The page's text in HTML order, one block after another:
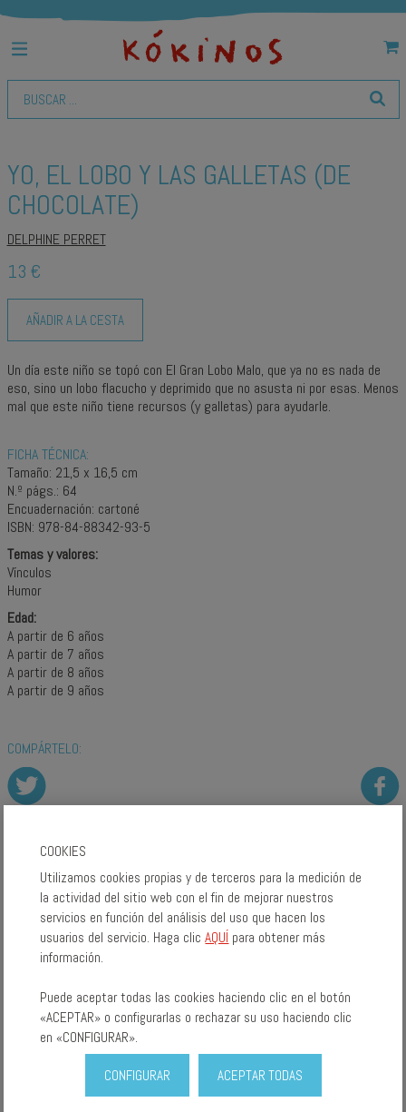
YO, EL LOBO Y LAS GALLETAS (DE
CHOCOLATE)
DELPHINE PERRET
13 €
AÑADIR A LA CESTA
Un día este niño se topó con El Gran Lobo Malo, que ya no es nada de
eso, sino un lobo flacucho y deprimido que no asusta ni por esas. Menos
mal que este niño tiene recursos (y galletas) para ayudarle.
FICHA TÉCNICA:
Tamaño: 21,5 x 16,5 cm
N.º págs.: 64
Encuadernación: cartoné
ISBN: 978-84-88342-93-5
Temas y valores:
Vínculos
Humor
Edad:
A partir de 6 años
A partir de 7 años
A partir de 8 años
A partir de 9 años
COMPÁRTELO:
COOKIES
Utilizamos cookies propias y de terceros para la medición de
la actividad del sitio web con el fin de mejorar nuestros
servicios en función del análisis del uso que hacen los
usuarios del servicio. Haga clicAQUÍ para obtener más
información.
Puede aceptar todas las cookies haciendo clic en el botón
«ACEPTAR» o configurarlas o rechazar su uso haciendo clic
en «CONFIGURAR».
CONFIGURAR ACEPTAR TODAS